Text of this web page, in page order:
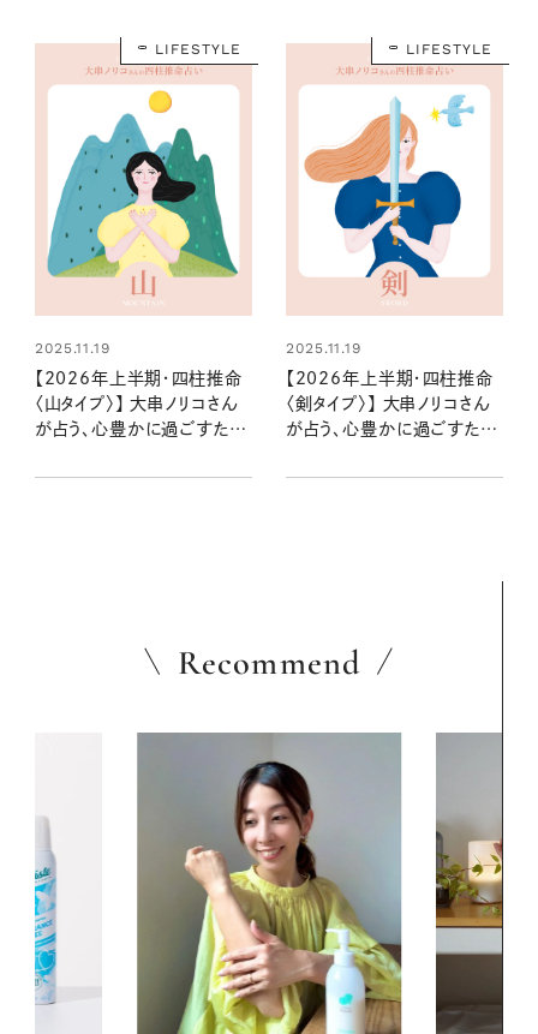
LIFESTYLE
2025.11.19
【2026年上半期・四柱推命
〈山タイプ〉】 大串ノリコさん
が占う、心豊かに過ごすため
LIFESTYLE
2025.11.19
【2026年上半期・四柱推命
〈剣タイプ〉】 大串ノリコさん
が占う、心豊かに過ごすため
Recommend